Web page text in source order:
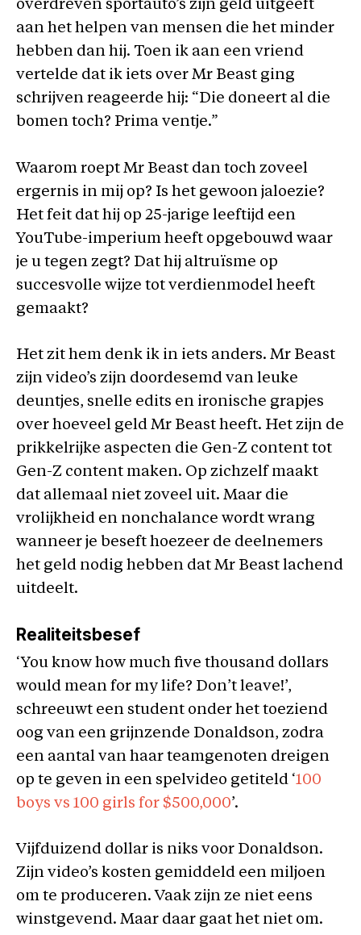
overdreven sportauto’s zijn geld uitgeeft
aan het helpen van mensen die het minder
hebben dan hij. Toen ik aan een vriend
vertelde dat ik iets over Mr Beast ging
schrijven reageerde hij: “Die doneert al die
bomen toch? Prima ventje.”
Waarom roept Mr Beast dan toch zoveel
ergernis in mij op? Is het gewoon jaloezie?
Het feit dat hij op 25-jarige leeftijd een
YouTube-imperium heeft opgebouwd waar
je u tegen zegt? Dat hij altruïsme op
succesvolle wijze tot verdienmodel heeft
gemaakt?
Het zit hem denk ik in iets anders. Mr Beast
zijn video’s zijn doordesemd van leuke
deuntjes, snelle edits en ironische grapjes
over hoeveel geld Mr Beast heeft. Het zijn de
prikkelrijke aspecten die Gen-Z content tot
Gen-Z content maken. Op zichzelf maakt
dat allemaal niet zoveel uit. Maar die
vrolijkheid en nonchalance wordt wrang
wanneer je beseft hoezeer de deelnemers
het geld nodig hebben dat Mr Beast lachend
uitdeelt.
Realiteitsbesef
‘You know how much five thousand dollars
would mean for my life? Don’t leave!’,
schreeuwt een student onder het toeziend
oog van een grijnzende Donaldson, zodra
een aantal van haar teamgenoten dreigen
op te geven in een spelvideo getiteld ‘100
boys vs 100 girls for $500,000’.
Vijfduizend dollar is niks voor Donaldson.
Zijn video’s kosten gemiddeld een miljoen
om te produceren. Vaak zijn ze niet eens
winstgevend. Maar daar gaat het niet om.